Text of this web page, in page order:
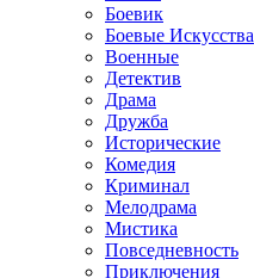
Боевик
Боевые Искусства
Военные
Детектив
Драма
Дружба
Исторические
Комедия
Криминал
Мелодрама
Мистика
Повседневность
Приключения